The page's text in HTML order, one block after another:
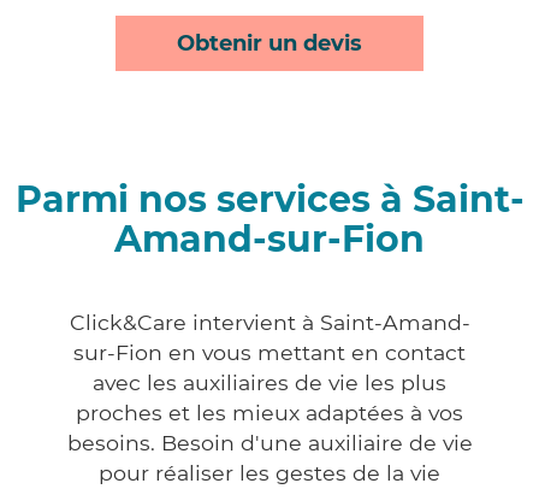
Obtenir un devis
Parmi nos services à Saint-
Amand-sur-Fion
Click&Care intervient à Saint-Amand-
sur-Fion en vous mettant en contact
avec les auxiliaires de vie les plus
proches et les mieux adaptées à vos
besoins. Besoin d'une auxiliaire de vie
pour réaliser les gestes de la vie